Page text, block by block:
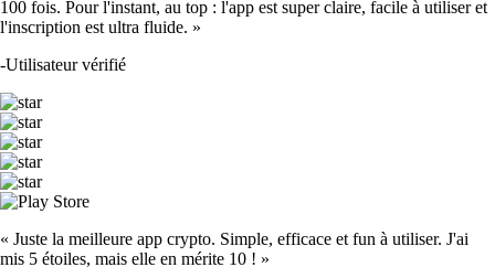
100 fois. Pour l'instant, au top : l'app est super claire, facile à utiliser et
l'inscription est ultra fluide. »
-Utilisateur vérifié
« Juste la meilleure app crypto. Simple, efficace et fun à utiliser. J'ai
mis 5 étoiles, mais elle en mérite 10 ! »